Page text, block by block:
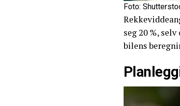
Foto:
seg 20 %,
bilens